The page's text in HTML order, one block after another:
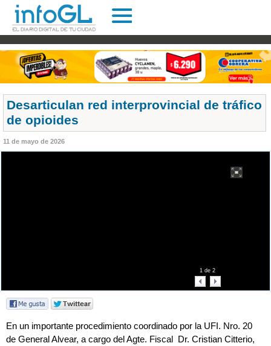
Desarticulan red interprovincial de tráfico
de opioides
11 de mayo de 2026
1de 2
En un importante procedimiento coordinado por la UFI. Nro. 20
de General Alvear, a cargo del Agte. Fiscal Dr. Cristian Citterio,